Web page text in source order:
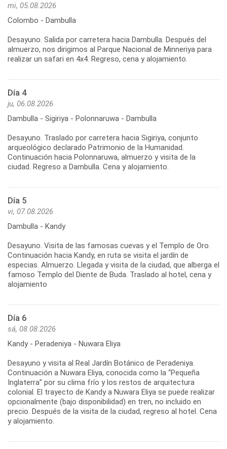
mi, 05.08.2026
Colombo - Dambulla
Desayuno. Salida por carretera hacia Dambulla. Después del
almuerzo, nos dirigimos al Parque Nacional de Minneriya para
Día 4
ju, 06.08.2026
Dambulla - Sigiriya - Polonnaruwa - Dambulla
Desayuno. Traslado por carretera hacia Sigiriya, conjunto
arqueológico declarado Patrimonio de la Humanidad.
Continuación hacia Polonnaruwa, almuerzo y visita de la
Día 5
vi, 07.08.2026
Dambulla - Kandy
Desayuno. Visita de las famosas cuevas y el Templo de Oro.
Continuación hacia Kandy, en ruta se visita el jardín de
especias. Almuerzo. Llegada y visita de la ciudad, que alberga el
famoso Templo del Diente de Buda. Traslado al hotel, cena y
Día 6
sá, 08.08.2026
Kandy - Peradeniya - Nuwara Eliya
Desayuno y visita al Real Jardín Botánico de Peradeniya.
Continuación a Nuwara Eliya, conocida como la “Pequeña
Inglaterra” por su clima frío y los restos de arquitectura
colonial. El trayecto de Kandy a Nuwara Eliya se puede realizar
opcionalmente (bajo disponibilidad) en tren, no incluido en
precio. Después de la visita de la ciudad, regreso al hotel. Cena